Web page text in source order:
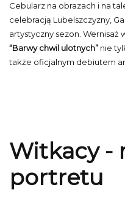
Cebularz na obrazach i na
celebracją Lubelszczyzny,
artystyczny sezon. Wernisaż
“Barwy chwil ulotnych” nie
także oficjalnym debiutem
Witkacy -
portretu